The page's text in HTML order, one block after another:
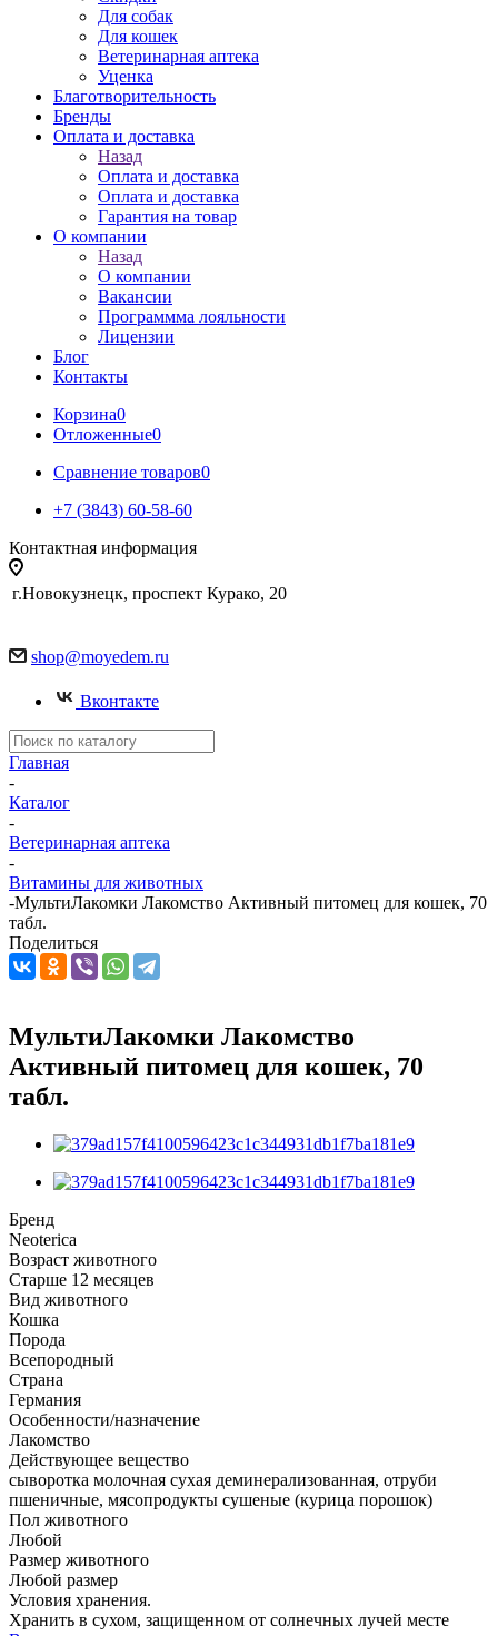
Для собак
Для кошек
Ветеринарная аптека
Уценка
Благотворительность
Бренды
Оплата и доставка
Назад
Оплата и доставка
Оплата и доставка
Гарантия на товар
О компании
Назад
О компании
Вакансии
Программма лояльности
Лицензии
Блог
Контакты
Корзина0
Отложенные0
Сравнение товаров0
+7 (3843) 60-58-60
Контактная информация
г.Новокузнецк, проспект Курако, 20
shop@moyedem.ru
Вконтакте
Главная
-
Каталог
-
Ветеринарная аптека
-
Витамины для животных
-МультиЛакомки Лакомство Активный питомец для кошек, 70
табл.
Поделиться
МультиЛакомки Лакомство
Активный питомец для кошек, 70
табл.
Бренд
Neoterica
Возраст животного
Старше 12 месяцев
Вид животного
Кошка
Порода
Всепородный
Страна
Германия
Особенности/назначение
Лакомство
Действующее вещество
сыворотка молочная сухая деминерализованная, отруби
пшеничные, мясопродукты сушеные (курица порошок)
Пол животного
Любой
Размер животного
Любой размер
Условия хранения.
Хранить в сухом, защищенном от солнечных лучей месте